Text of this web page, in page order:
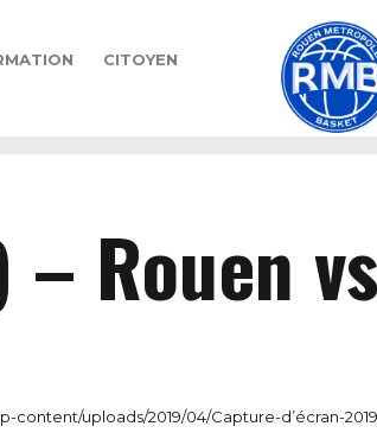
CITOYEN
– Rouen